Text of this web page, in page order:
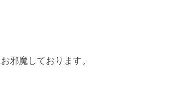
邪魔しております。